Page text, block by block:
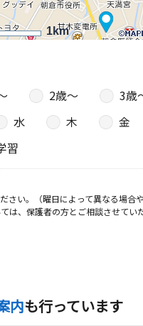
1km
2歳〜 3歳
水 木 金
習
い。（曜日によって異なる場合
、保護者の方とご相談させてい
内も行っています